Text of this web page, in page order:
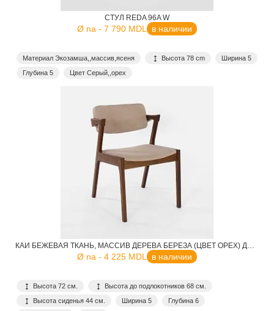
СТУЛ REDA 96A W
Ø na - 7 790 MDL в наличии
Материал Экозамша,,массив,ясеня Высота 78 cm
Ширина 5
Глубина 5
Цвет Серый,,орех
КАЙ БЕЖЕВАЯ ТКАНЬ, МАССИВ ДЕРЕВА БЕРЕЗА (ЦВЕТ ОРЕХ) ДЛЯ КАФЕ, РЕСТОРАНА, ДОМА, КУХНИ
Ø na - 4 225 MDL в наличии
Высота 72 см.
Высота до подлокотников 68 см.
Высота сиденья 44 см.
Ширина 5
Глубина 6